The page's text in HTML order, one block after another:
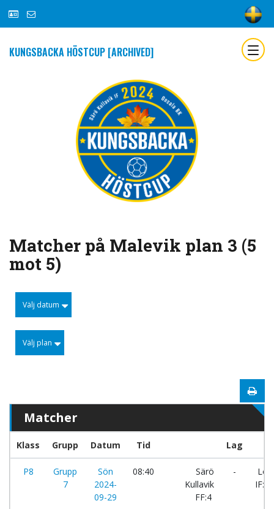
KUNGSBACKA HÖSTCUP [ARCHIVED]
Matcher på Malevik plan 3 (5
mot 5)
Välj datum
Välj plan
Matcher
Klass Grupp Datum Tid Lag
P8
Grupp
7
Sön
2024-
09-29
08:40
Särö
Kullavik
FF:4
-
IF:1